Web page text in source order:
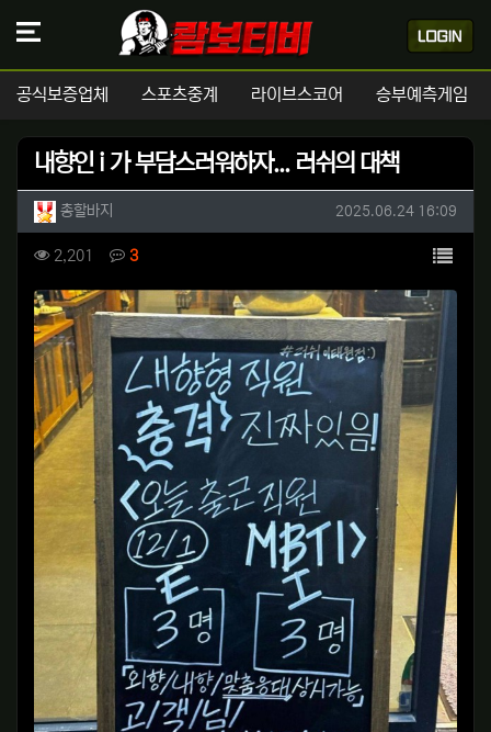
공식보증업체 스포츠중계 라이브스코어 승부예측게임
내향인 i 가 부담스러워하자... 러쉬의 대책
작성자 정보
총할바지 작성일
2025.06.24 16:09
컨텐츠 정보
2,201 조회 3댓글 목록
본문